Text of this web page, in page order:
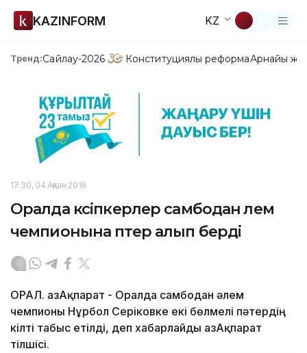
KAZINFORM KZ
Тренд:Сайлау-2026 Конституциялық реформаАрнайы
17:30, 04 Ақпан 2019
Оралда кәсіпкерлер самбодан әлем
чемпионына пәтер алып берді
ОРАЛ. ҚазАқпарат - Оралда самбодан әлем
чемпионы Нұрбол Серіковке екі бөлмелі пәтердің
кілті табыс етілді, деп хабарлайды ҚазАқпарат
тілшісі.